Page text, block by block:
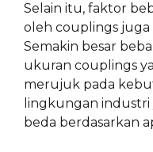
Selain itu, faktor
oleh couplings
Semakin besar
ukuran couplings
merujuk pada
lingkungan
beda berdasarkan